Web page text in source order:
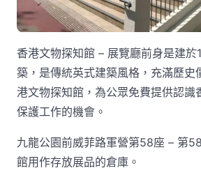
香港文物探知館 – 展覽廳前身是建於
築，是傳統英式建築風格，充滿歷史
港文物探知館，為公眾免費提供認識
保護工作的機會。
九龍公園前威菲路軍營第58座 – 第
館用作存放展品的倉庫。